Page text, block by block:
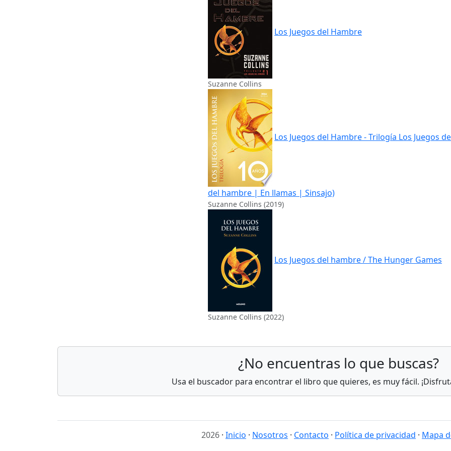
Los Juegos del Hambre
Suzanne Collins
Los Juegos del Hambre - Trilogía Los Juegos
del hambre | En llamas | Sinsajo)
Suzanne Collins (2019)
Los Juegos del hambre / The Hunger Games
Suzanne Collins (2022)
¿No encuentras lo que buscas?
Usa el buscador para encontrar el libro que quieres, es muy fácil.
2026 · Inicio · Nosotros · Contacto · Política de privacidad · Mapa